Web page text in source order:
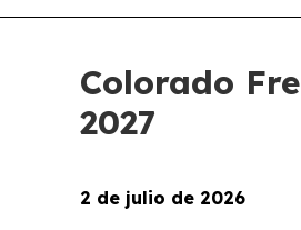
Colorado
2027
2 de julio de 2026